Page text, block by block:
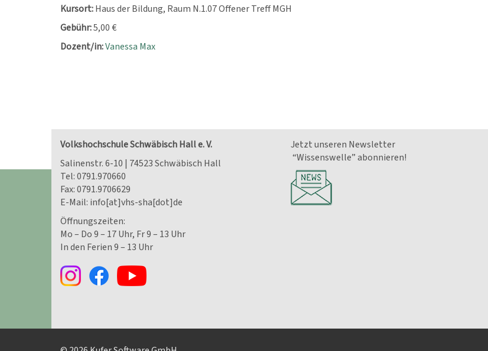
Kursort:Haus der Bildung, Raum N.1.07 Offener Treff MGH
Gebühr:5,00 €
Dozent/in:Vanessa Max
Volkshochschule Schwäbisch Hall e. V.
Salinenstr. 6-10 | 74523 Schwäbisch Hall
Tel:0791.970660
Fax: 0791.9706629
E-Mail: info[at]vhs-sha[dot]de
Öffnungszeiten:
Mo – Do 9 – 17 Uhr, Fr 9 – 13 Uhr
In den Ferien 9 – 13 Uhr
Jetzt unseren Newsletter
“Wissenswelle” abonnieren!